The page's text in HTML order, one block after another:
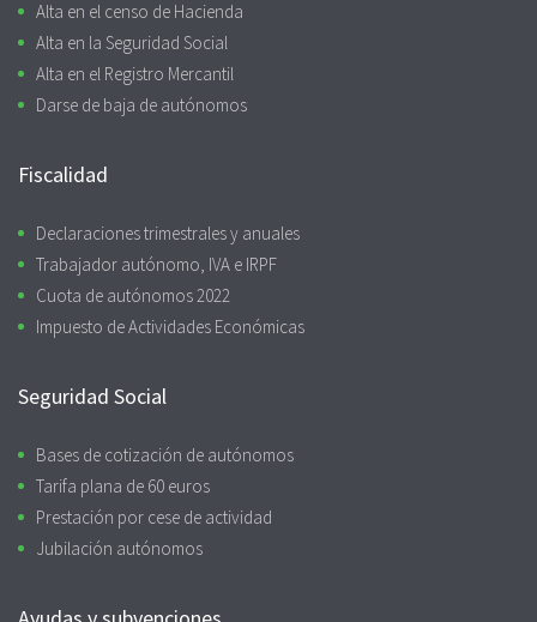
Alta en el censo de Hacienda
Alta en la Seguridad Social
Alta en el Registro Mercantil
Darse de baja de autónomos
Fiscalidad
Declaraciones trimestrales y anuales
Trabajador autónomo, IVA e IRPF
Cuota de autónomos 2022
Impuesto de Actividades Económicas
Seguridad Social
Bases de cotización de autónomos
Tarifa plana de 60 euros
Prestación por cese de actividad
Jubilación autónomos